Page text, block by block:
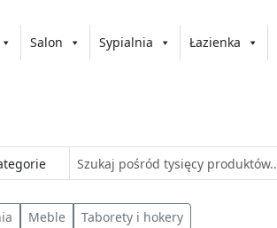
Salon Sypialnia Łazienka
Meble Taborety i hokery